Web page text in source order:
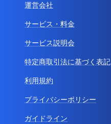
運営会社
サービス・料金
サービス説明会
特定商取引法に基づく表記
利用規約
プライバシーポリシー
ガイドライン